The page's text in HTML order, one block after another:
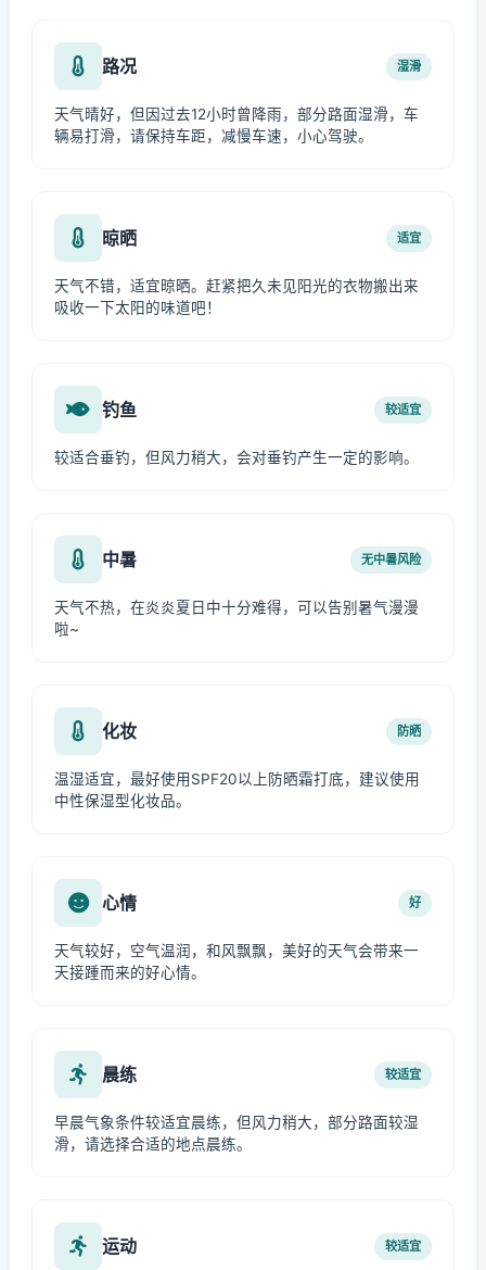
路况 湿滑
天气晴好，但因过去12小时曾降雨，部分路面湿滑，车
辆易打滑，请保持车距，减慢车速，小心驾驶。
晾晒 适宜
天气不错，适宜晾晒。赶紧把久未见阳光的衣物搬出来
吸收一下太阳的味道吧！
钓鱼 较适宜
较适合垂钓，但风力稍大，会对垂钓产生一定的影响。
中暑 无中暑风险
天气不热，在炎炎夏日中十分难得，可以告别暑气漫漫
啦~
化妆 防晒
温湿适宜，最好使用SPF20以上防晒霜打底，建议使用
中性保湿型化妆品。
心情 好
天气较好，空气温润，和风飘飘，美好的天气会带来一
天接踵而来的好心情。
晨练 较适宜
早晨气象条件较适宜晨练，但风力稍大，部分路面较湿
滑，请选择合适的地点晨练。
运动 较适宜